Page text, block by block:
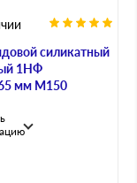
силикатный
1НФ
мм М150